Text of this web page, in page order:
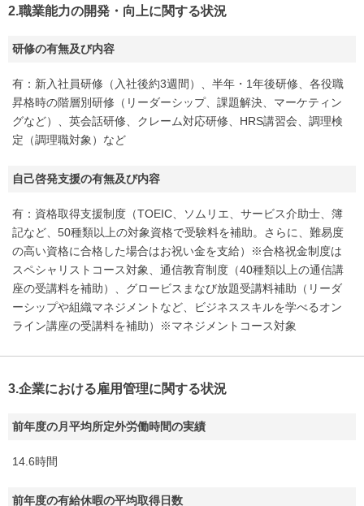
2.職業能力の開発・向上に関する状況
研修の有無及び内容
有：新入社員研修（入社後約3週間）、半年・1年後研修、各役職
昇格時の階層別研修（リーダーシップ、課題解決、マーケティン
グなど）、英会話研修、クレーム対応研修、HRS講習会、調理検
定（調理職対象）など
自己啓発支援の有無及び内容
有：資格取得支援制度（TOEIC、ソムリエ、サービス介助士、簿
記など、50種類以上の対象資格で受験料を補助。さらに、難易度
の高い資格に合格した場合はお祝い金を支給）※合格祝金制度は
スペシャリストコース対象、通信教育制度（40種類以上の通信講
座の受講料を補助）、グロービスまなび放題受講料補助（リーダ
ーシップや組織マネジメントなど、ビジネススキルを学べるオン
ライン講座の受講料を補助）※マネジメントコース対象
3.企業における雇用管理に関する状況
前年度の月平均所定外労働時間の実績
14.6時間
前年度の有給休暇の平均取得日数